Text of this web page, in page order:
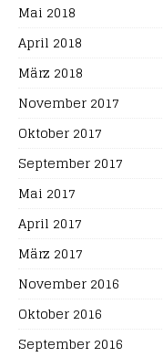
Mai 2018
April 2018
März 2018
November 2017
Oktober 2017
September 2017
Mai 2017
April 2017
März 2017
November 2016
Oktober 2016
September 2016